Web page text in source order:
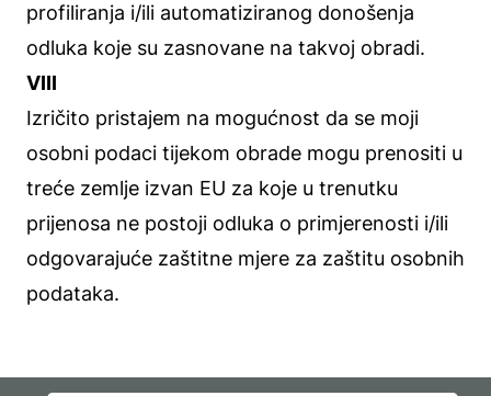
profiliranja i/ili automatiziranog donošenja
odluka koje su zasnovane na takvoj obradi.
VIII
Izričito pristajem na mogućnost da se moji
osobni podaci tijekom obrade mogu prenositi u
treće zemlje izvan EU za koje u trenutku
prijenosa ne postoji odluka o primjerenosti i/ili
odgovarajuće zaštitne mjere za zaštitu osobnih
podataka.